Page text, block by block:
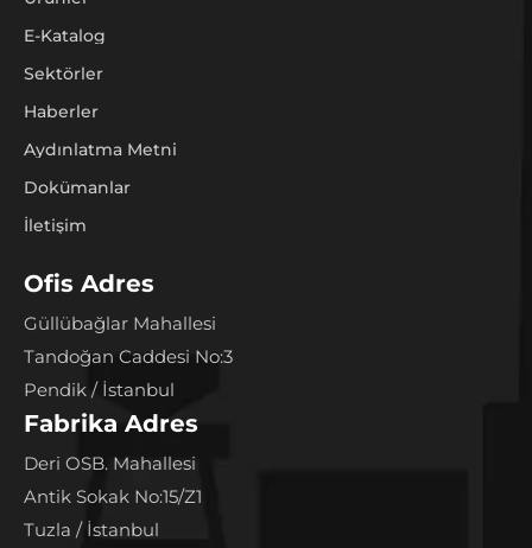
E-Katalog
Sektörler
Haberler
Aydınlatma Metni
Dokümanlar
İletişim
Ofis Adres
Güllübağlar Mahallesi
Tandoğan Caddesi No:3
Pendik / İstanbul
Fabrika Adres
Deri OSB. Mahallesi
Antik Sokak No:15/Z1
Tuzla / İstanbul